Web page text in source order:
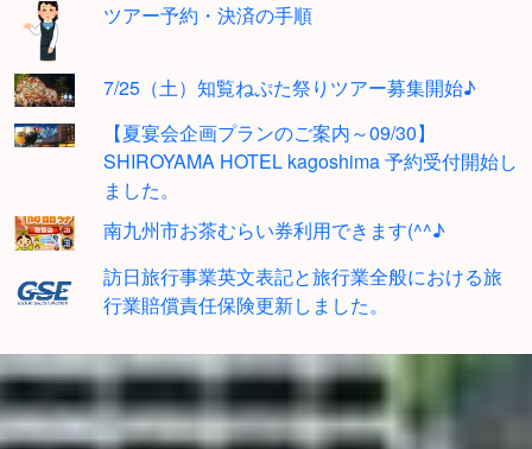
ツアー予約・決済の手順
7/25（土）知覧ねぷた祭りツアー募集開始♪
【夏宴会企画プランのご案内～09/30】
SHIROYAMA HOTEL kagoshima 予約受付開始し
ました。
南九州市お茶むらい券利用できます(^^♪
訪日旅行事業英文表記と旅行業全般における旅
行業賠償責任保険更新しました。